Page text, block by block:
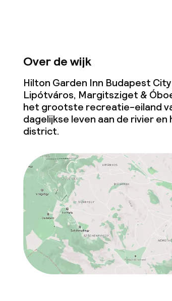
Beleid
Overal rookvrij
Kleine huisdieren toegestaan
Over de wijk
Hilton Garden Inn Budapest
Lipótváros, Margitsziget &
het grootste recreatie-eiland
dagelijkse leven aan de rivier
district.